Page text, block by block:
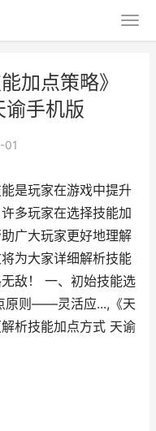
加点策略》
谕手机版
01
是玩家在游戏中提升
多玩家在选择技能加
广大玩家更好地理解
为大家详细解析技能
敌！ 一、初始技能选
原则——灵活应...,《天
析技能加点方式 天谕